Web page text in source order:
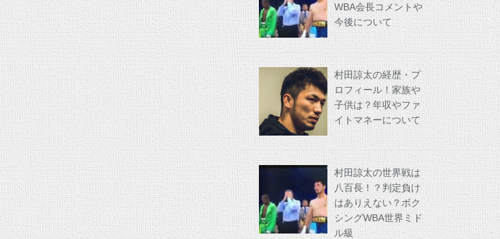
WBA会長コメントや
今後について
村田諒太の経歴・プ
ロフィール！家族や
子供は？年収やファ
イトマネーについて
村田諒太の世界戦は
八百長！？判定負け
はありえない？ボク
シングWBA世界ミド
ル級